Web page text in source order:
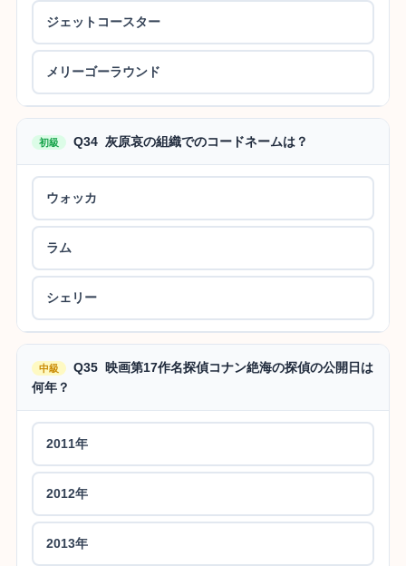
ジェットコースター
メリーゴーラウンド
初級 Q34 灰原哀の組織でのコードネームは？
ウォッカ
ラム
シェリー
中級
Q35 映画第17作名探偵コナン絶海の探偵の公開日は
何年？
2011年
2012年
2013年